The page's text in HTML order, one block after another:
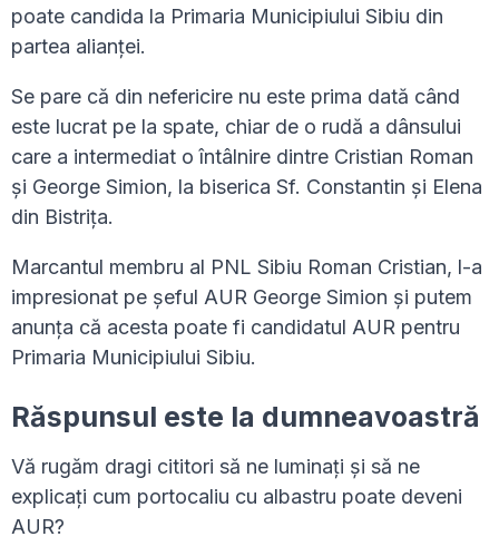
poate candida la Primaria Municipiului Sibiu din
partea alianței.
Se pare că din nefericire nu este prima dată când
este lucrat pe la spate, chiar de o rudă a dânsului
care a intermediat o întâlnire dintre Cristian Roman
și George Simion, la biserica Sf. Constantin și Elena
din Bistrița.
Marcantul membru al PNL Sibiu Roman Cristian, l-a
impresionat pe șeful AUR George Simion și putem
anunța că acesta poate fi candidatul AUR pentru
Primaria Municipiului Sibiu.
Răspunsul este la dumneavoastră
Vă rugăm dragi cititori să ne luminați și să ne
explicați cum portocaliu cu albastru poate deveni
AUR?